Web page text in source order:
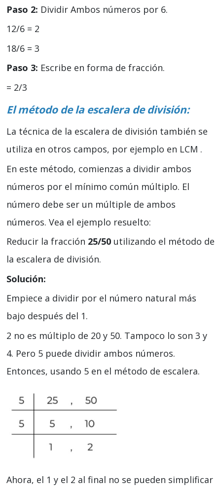
Paso 2: Dividir Ambos números por 6.
12/6 = 2
18/6 = 3
Paso 3: Escribe en forma de fracción.
= 2/3
El método de la escalera de división:
La técnica de la escalera de división también se
utiliza en otros campos, por ejemplo en LCM .
En este método, comienzas a dividir ambos
números por el mínimo común múltiplo. El
número debe ser un múltiple de ambos
números. Vea el ejemplo resuelto:
Reducir la fracción 25/50 utilizando el método de
la escalera de división.
Solución:
Empiece a dividir por el número natural más
bajo después del 1.
2 no es múltiplo de 20 y 50. Tampoco lo son 3 y
4. Pero 5 puede dividir ambos números.
Entonces, usando 5 en el método de escalera.
Ahora, el 1 y el 2 al final no se pueden simplificar